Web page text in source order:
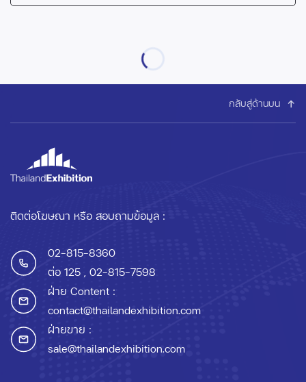
กลับสู่ด้านบน
ติดต่อโฆษณา หรือ สอบถามข้อมูล :
02-815-8360
ต่อ 125 , 02-815-7598
ฝ่าย Content :
contact@thailandexhibition.com
ฝ่ายขาย :
sale@thailandexhibition.com